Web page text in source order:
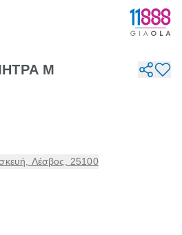
Μ
Λέσβος, 25100